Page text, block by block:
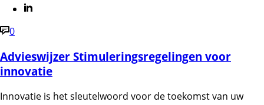
0
Advieswijzer Stimuleringsregelingen voor
innovatie
Innovatie is het sleutelwoord voor de toekomst van uw